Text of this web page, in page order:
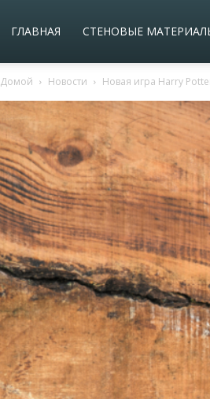
ГЛАВНАЯ СТЕНОВЫЕ
Домой Новости Новая игра Harry